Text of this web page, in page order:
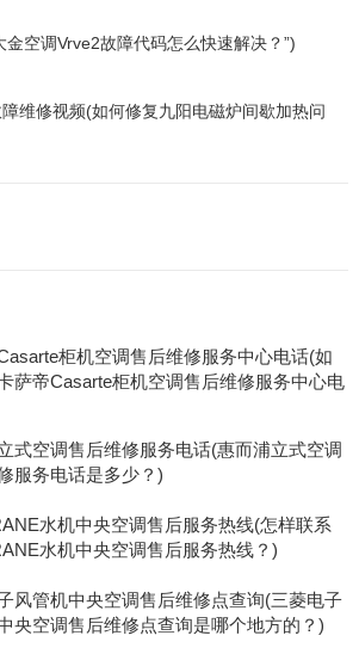
金空调Vrve2故障代码怎么快速解决？”)
维修视频(如何修复九阳电磁炉间歇加热问
柜机空调售后维修服务中心电话(如
萨帝Casarte柜机空调售后维修服务中心电
式空调售后维修服务电话(惠而浦立式空调
服务电话是多少？)
水机中央空调售后服务热线(怎样联系
水机中央空调售后服务热线？)
风管机中央空调售后维修点查询(三菱电子
央空调售后维修点查询是哪个地方的？)